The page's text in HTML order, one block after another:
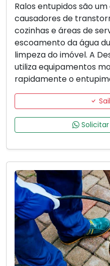
Ralos entupidos são
causadores de
cozinhas e áreas de
escoamento da água
limpeza do imóvel. A
utiliza equipamentos
rapidamente o